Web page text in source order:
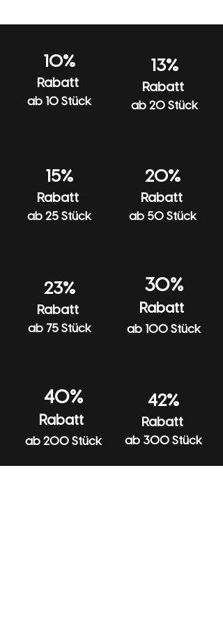
und keinen Weichspüler verwenden.
Beim Waschen und Bügeln auf links
drehen und nicht in den Trockner geben.
Mit ähnlichen Farben waschen.
10%
Rabatt
ab 10 Stück
13%
Rabatt
ab 20 Stück
15%
Rabatt
ab 25 Stück
20%
Rabatt
ab 50 Stück
23%
Rabatt
ab 75 Stück
30%
Rabatt
ab 100 Stück
40%
Rabatt
ab 200 Stück
42%
Rabatt
ab 300 Stück